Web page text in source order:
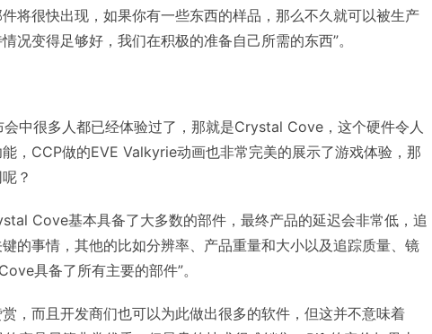
将很快出现，如果你有一些东西的样品，那么不久就可以被生产
况变得足够好，我们在积极的准备自己所需的东西”。
中很多人都已经体验过了，那就是Crystal Cove，这个硬件令人
，CCP做的EVE Valkyrie动画也非常完美的展示了游戏体验，那
？
Cove基本具备了大多数的部件，最终产品的延迟会非常低，追
的事情，其他的比如分辨率、产品重量和大小以及追踪质量、镜
具备了所有主要的部件”。
，而且开发商们也可以为此做出很多的软件，但这并不意味着